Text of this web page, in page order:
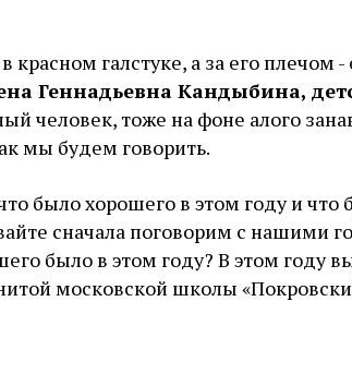
галстуке, а за его плечом -
Геннадьевна Кандыбина,
человек, тоже на фоне алого
мы будем говорить.
было хорошего в этом году и что
сначала поговорим с нашими
было в этом году? В этом году
московской школы